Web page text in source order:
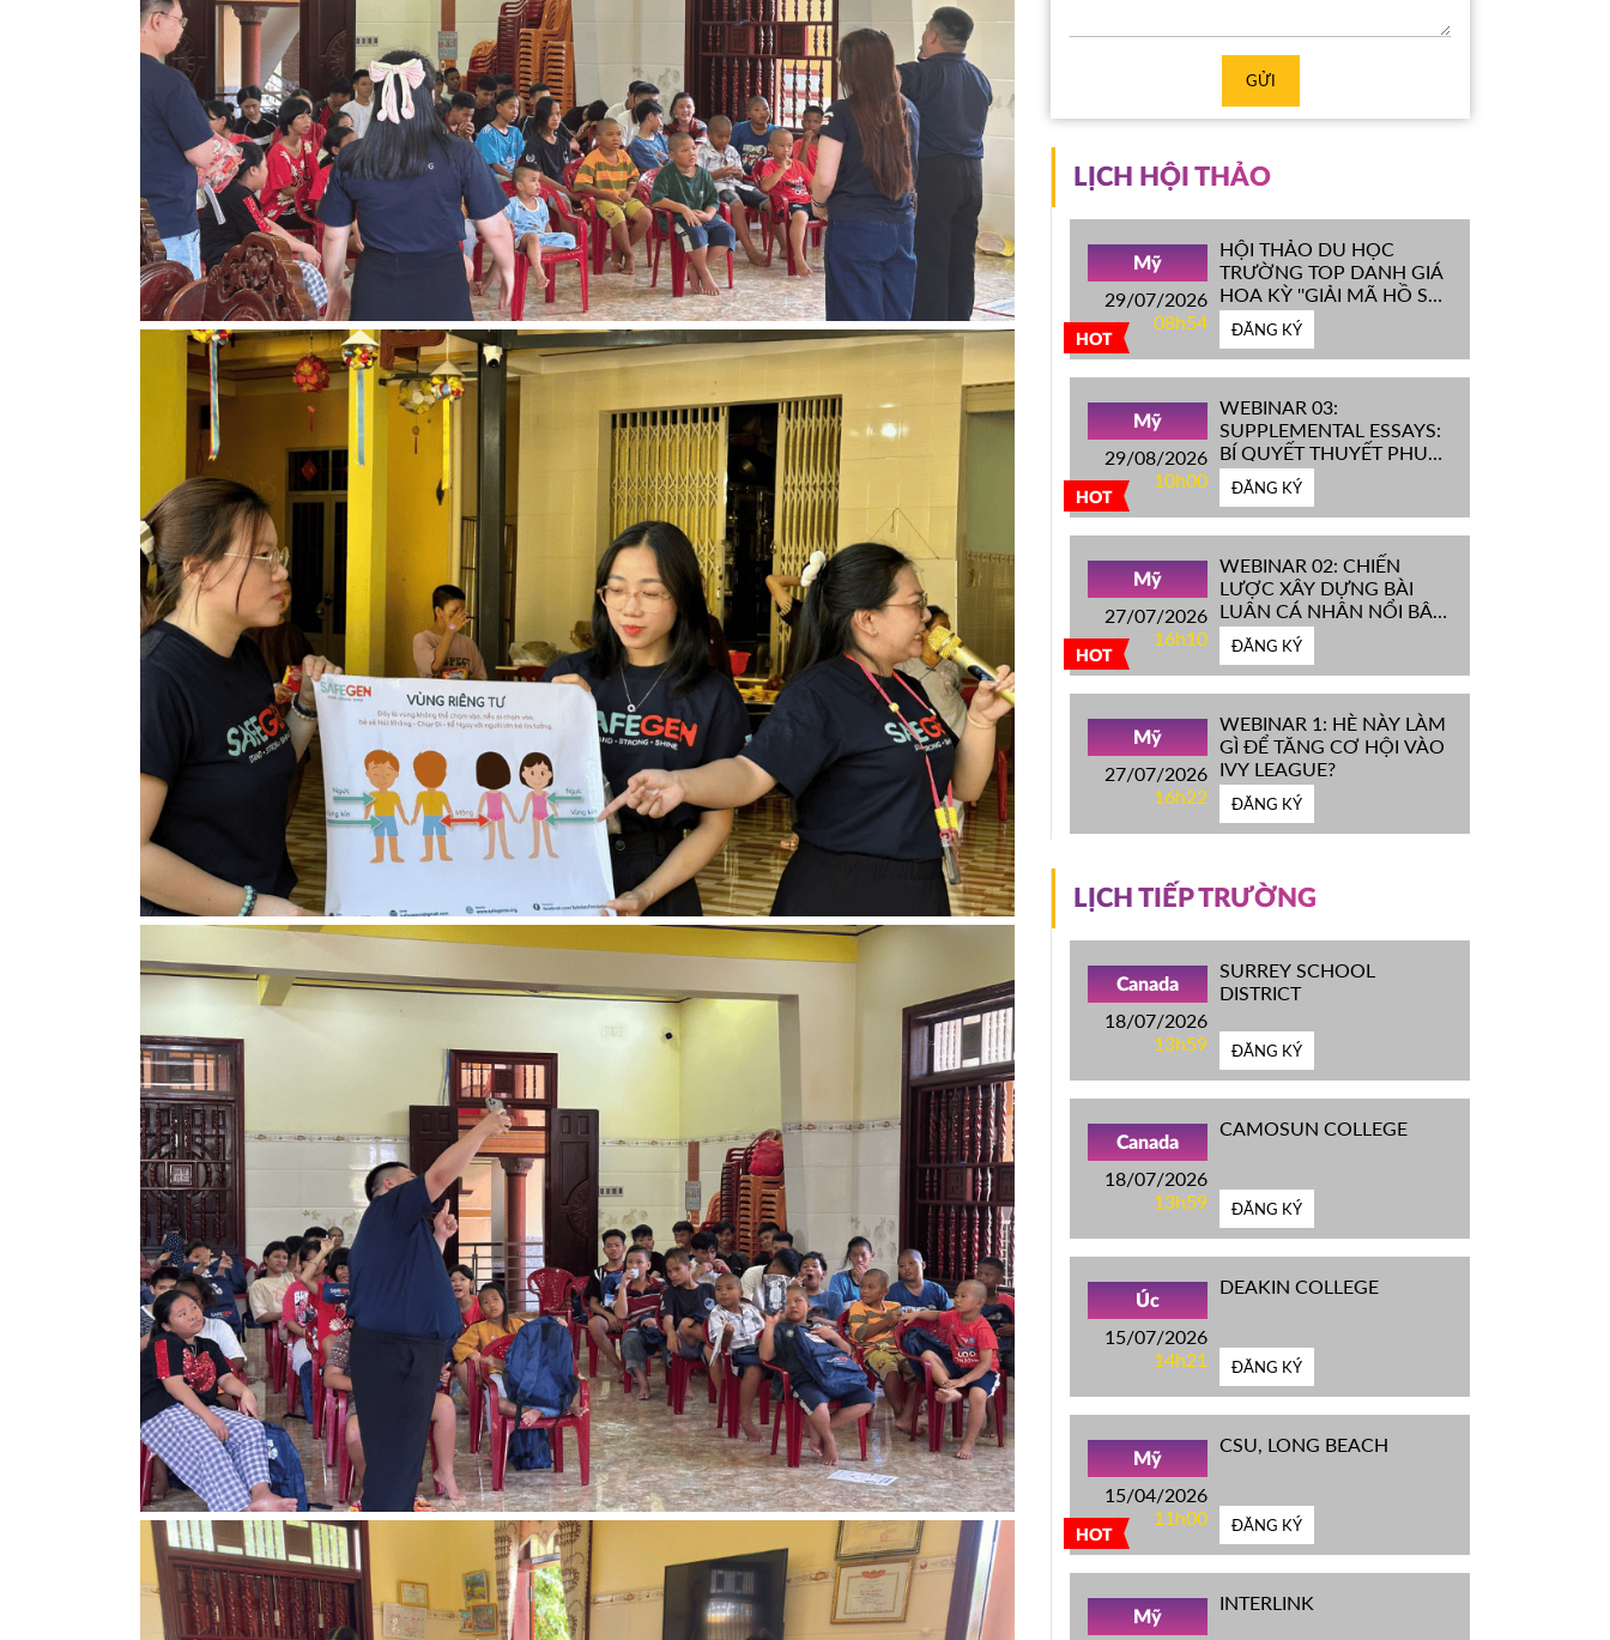
GỬI
LỊCH HỘI THẢO
HOT
Mỹ
29/07/2026
08h54
HỘI THẢO DU HỌC
TRƯỜNG TOP DANH GIÁ
HOA KỲ ''GIẢI MÃ HỒ SƠ
IVY LEAGUE''
ĐĂNG KÝ
HOT
Mỹ
29/08/2026
10h00
WEBINAR 03:
SUPPLEMENTAL ESSAYS:
BÍ QUYẾT THUYẾT PHỤC
HỘI ĐỒNG TUYỂN SINH
ĐH TOP ĐẦU MỸ
ĐĂNG KÝ
HOT
Mỹ
27/07/2026
16h10
WEBINAR 02: CHIẾN
LƯỢC XÂY DỰNG BÀI
LUẬN CÁ NHÂN NỔI BẬT
CHINH PHỤC ĐH TOP
ĐẦU MỸ
ĐĂNG KÝ
Mỹ
27/07/2026
16h22
WEBINAR 1: HÈ NÀY LÀM
GÌ ĐỂ TĂNG CƠ HỘI VÀO
IVY LEAGUE?
ĐĂNG KÝ
LỊCH TIẾP TRƯỜNG
Canada
18/07/2026
13h59
SURREY SCHOOL
DISTRICT
ĐĂNG KÝ
Canada
18/07/2026
13h59
CAMOSUN COLLEGE
ĐĂNG KÝ
Úc
15/07/2026
14h21
DEAKIN COLLEGE
ĐĂNG KÝ
HOT
Mỹ
15/04/2026
11h00
CSU, LONG BEACH
ĐĂNG KÝ
Mỹ
INTERLINK